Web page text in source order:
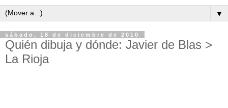
▼
sábado, 18 de diciembre de 2010
Quién dibuja y dónde: Javier de Blas >
La Rioja